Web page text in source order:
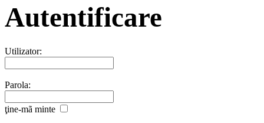
Autentificare
Utilizator:
Parola:
ţine-mã minte